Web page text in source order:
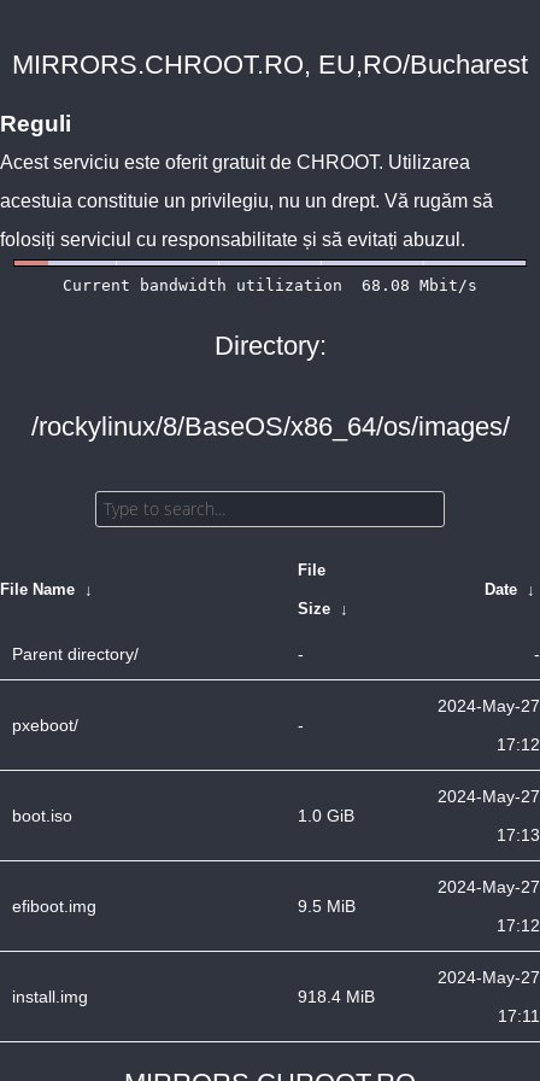
MIRRORS.CHROOT.RO, EU,RO/Bucharest
Reguli
Acest serviciu este oferit gratuit de CHROOT. Utilizarea
acestuia constituie un privilegiu, nu un drept. Vă rugăm să
folosiți serviciul cu responsabilitate și să evitați abuzul.
Directory:
/rockylinux/8/BaseOS/x86_64/os/images/
File Name ↓
File
Size ↓
Date ↓
Parent directory/ - -
pxeboot/ -
2024-May-27
17:12
boot.iso 1.0 GiB
2024-May-27
17:13
efiboot.img 9.5 MiB
2024-May-27
17:12
install.img 918.4 MiB
2024-May-27
17:11